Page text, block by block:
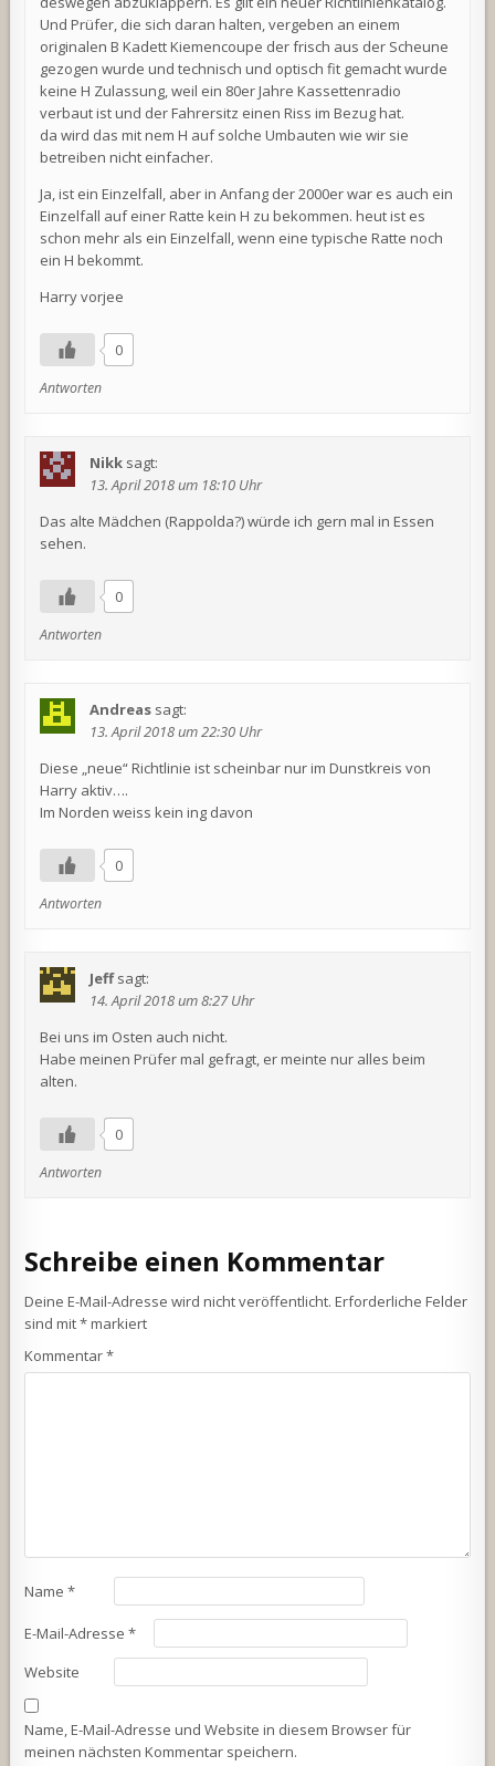
Und Prüfer, die sich daran halten, vergeben an einem
originalen B Kadett Kiemencoupe der frisch aus der Scheune
gezogen wurde und technisch und optisch fit gemacht wurde
keine H Zulassung, weil ein 80er Jahre Kassettenradio
verbaut ist und der Fahrersitz einen Riss im Bezug hat.
da wird das mit nem H auf solche Umbauten wie wir sie
betreiben nicht einfacher.
Ja, ist ein Einzelfall, aber in Anfang der 2000er war es auch ein
Einzelfall auf einer Ratte kein H zu bekommen. heut ist es
schon mehr als ein Einzelfall, wenn eine typische Ratte noch
ein H bekommt.
Harry vorjee
0
Antworten
Nikk sagt:
13. April 2018 um 18:10 Uhr
Das alte Mädchen (Rappolda?) würde ich gern mal in Essen
sehen.
0
Antworten
Andreas sagt:
13. April 2018 um 22:30 Uhr
Diese „neue“ Richtlinie ist scheinbar nur im Dunstkreis von
Harry aktiv….
Im Norden weiss kein ing davon
0
Antworten
Jeffsagt:
14. April 2018 um 8:27 Uhr
Bei uns im Osten auch nicht.
Habe meinen Prüfer mal gefragt, er meinte nur alles beim
alten.
0
Antworten
Schreibe einen Kommentar
Deine E-Mail-Adresse wird nicht veröffentlicht. Erforderliche Felder
sind mit*markiert
Kommentar*
Name*
E-Mail-Adresse*
Website
Name, E-Mail-Adresse und Website in diesem Browser für
meinen nächsten Kommentar speichern.